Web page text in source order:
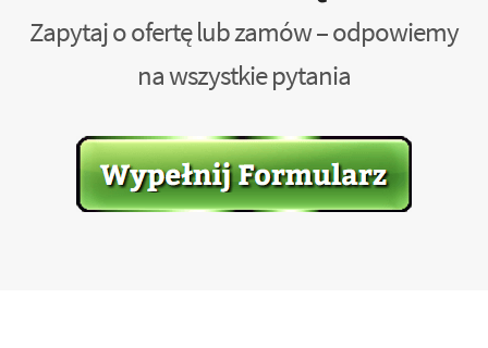
Zapytaj o ofertę lub zamów – odpowiemy
na wszystkie pytania